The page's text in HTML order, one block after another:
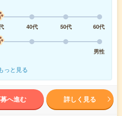
40代 50代
60代
男性
っと見る
へ進む 詳しく見る